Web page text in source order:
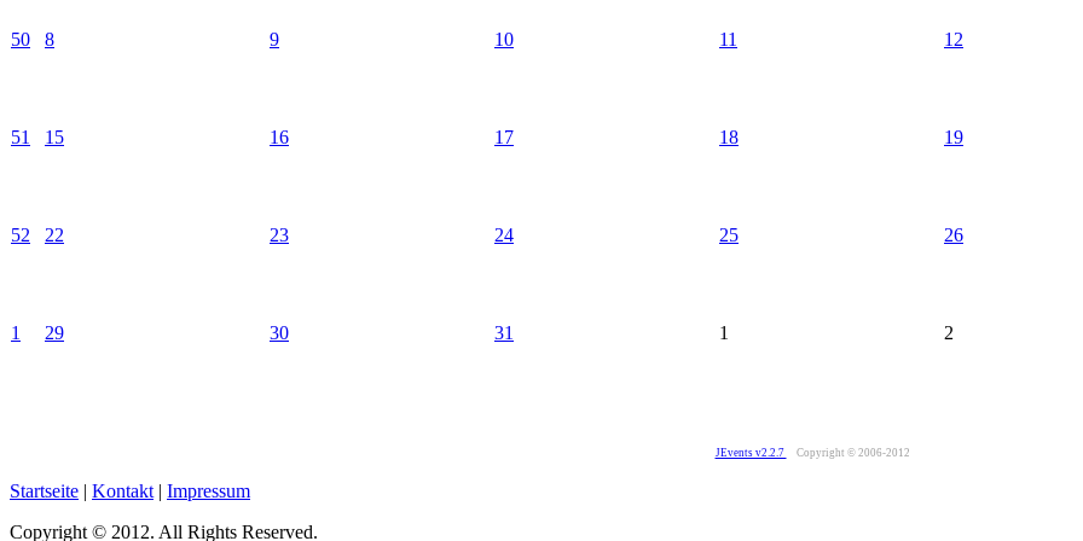
50 8 9 10 11 12
51 15 16 17 18 19
52 22 23 24 25 26
1 29 30 31 1 2
JEvents v2.2.7 Copyright © 2006-2012
Startseite | Kontakt | Impressum
Copyright © 2012. All Rights Reserved.